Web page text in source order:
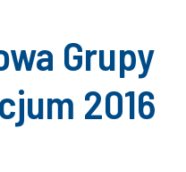
Grupy
2016